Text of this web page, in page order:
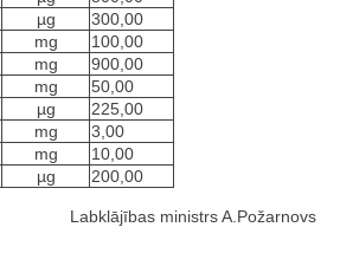
µg
300,00
mg
100,00
mg
900,00
mg
50,00
µg
225,00
mg
3,00
mg
10,00
µg 200,00
Labklājības ministrs A.Požarnovs